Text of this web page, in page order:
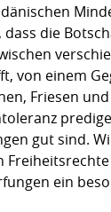
dass die
von einem
Friesen
gut sind.
ein